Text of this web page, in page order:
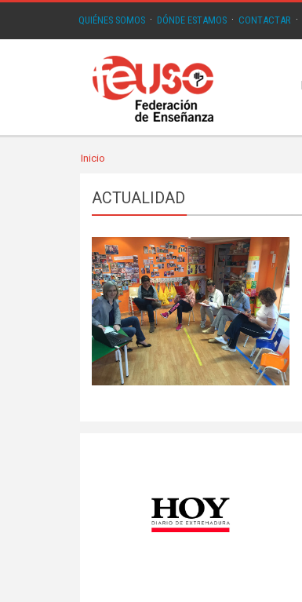
QUIÉNES SOMOS · DÓNDE ESTAMOS · CONTACTAR ·
Inicio
ACTUALIDAD